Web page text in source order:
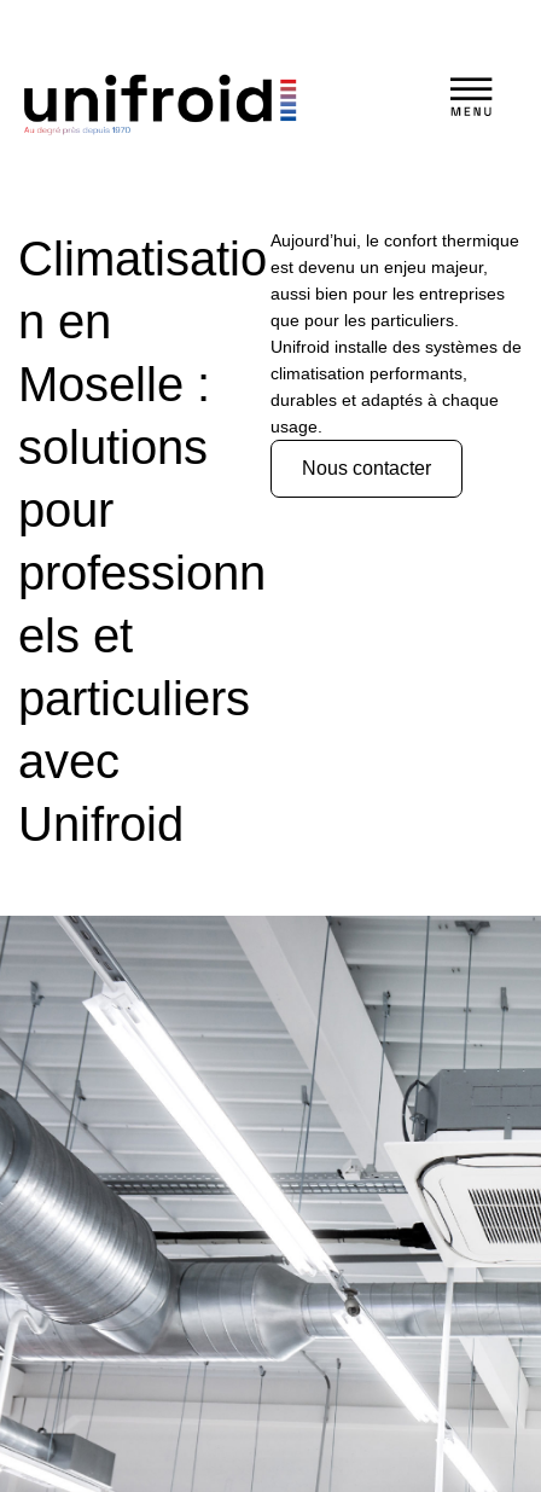
Climatisatio
n en
Moselle :
solutions
pour
professionn
els et
particuliers
avec
Unifroid
Aujourd’hui, le confort thermique
est devenu un enjeu majeur,
aussi bien pour les entreprises
que pour les particuliers.
Unifroid installe des systèmes de
climatisation performants,
durables et adaptés à chaque
usage.
Nous contacter